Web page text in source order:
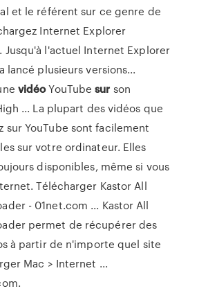
et le référent sur ce genre de
Internet Explorer
l'actuel Internet Explorer
lancé plusieurs versions...
vidéoYouTubesur son
... La plupart des vidéos que
sur YouTube sont facilement
sur votre ordinateur. Elles
disponibles, même si vous
Télécharger Kastor All
- 01net.com ... Kastor All
permet de récupérer des
à partir de n'importe quel site
Mac > Internet ...